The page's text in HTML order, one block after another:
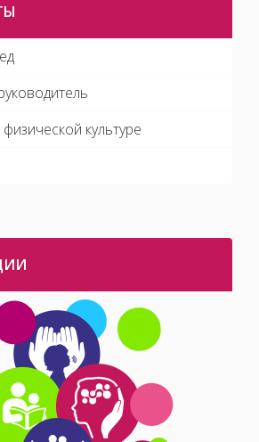
культуре